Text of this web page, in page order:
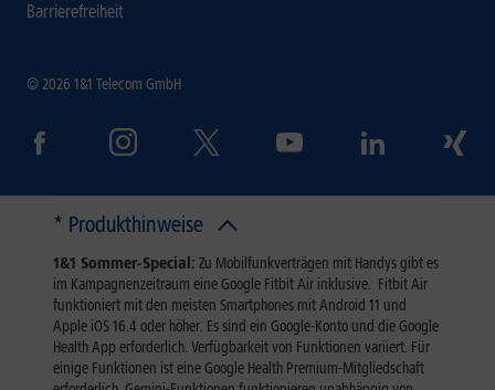
Barrierefreiheit
© 2026 1&1 Telecom GmbH